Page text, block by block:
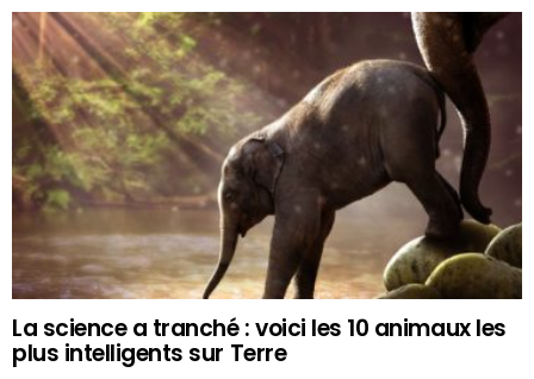
La science a tranché : voici les 10 animaux les
plus intelligents sur Terre